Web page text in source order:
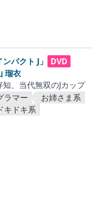
ンパクト J」
DVD
瑠衣
知、当代無双のJカップ
ラマー
お姉さま系
キドキ系